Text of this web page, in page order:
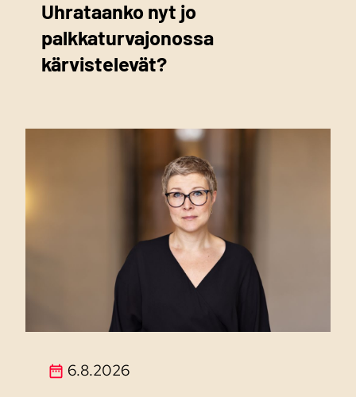
Uhrataanko nyt jo
palkkaturvajonossa
kärvistelevät?
6.8.2026